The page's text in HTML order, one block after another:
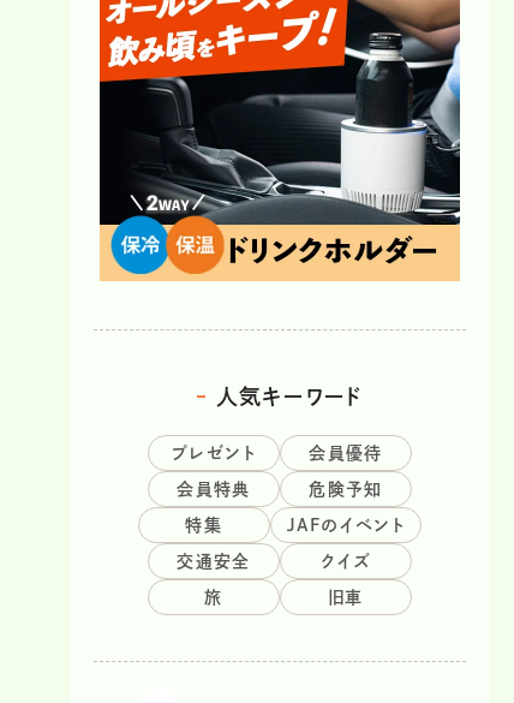
人気キーワード
プレゼント 会員優待
会員特典 危険予知
特集 JAFのイベント
交通安全 クイズ
旅 旧車